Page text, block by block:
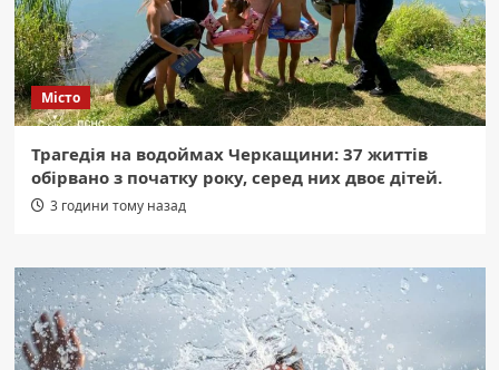
Місто
Трагедія на водоймах Черкащини: 37 життів
обірвано з початку року, серед них двоє дітей.
3 години тому назад